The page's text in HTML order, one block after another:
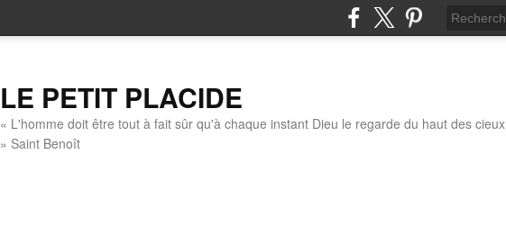
LE PETIT PLACIDE
« L'homme doit être tout à fait sûr qu'à chaque instant Dieu le regarde du haut des cieux
» Saint Benoît